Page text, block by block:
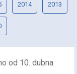
2014 2013
od 10. dubna